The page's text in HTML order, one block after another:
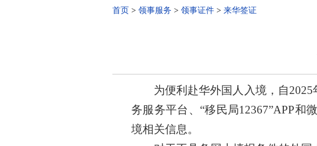
首页 > 领事服务 > 领事证件 > 来华签证
为便利赴华外国人入境，自
务服务平台、“移民局12367”APP和
境相关信息。